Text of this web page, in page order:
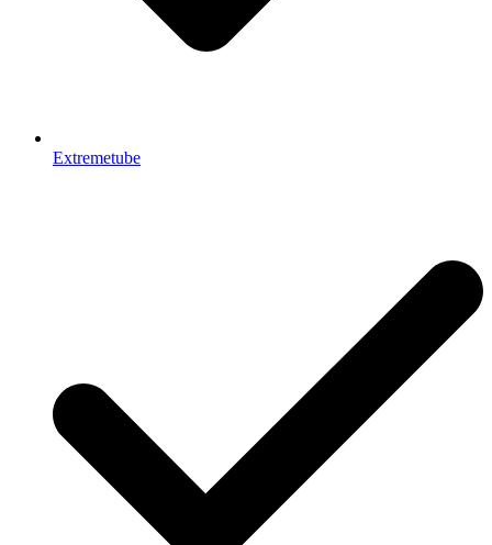
Extremetube